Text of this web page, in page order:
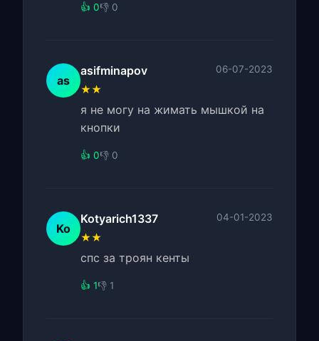
👍 0👎 0
as
asifminapov 06-07-2023
★★
я не могу на жимать мышкой на
кнопки
👍 0👎 0
Ko
Kotyarich1337 04-01-2023
★★
спс за троян кенты
👍 1👎 1